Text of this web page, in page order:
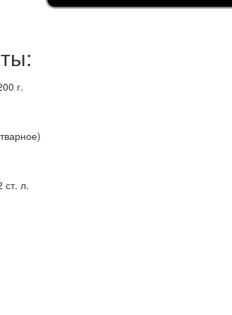
г.
ст. л.